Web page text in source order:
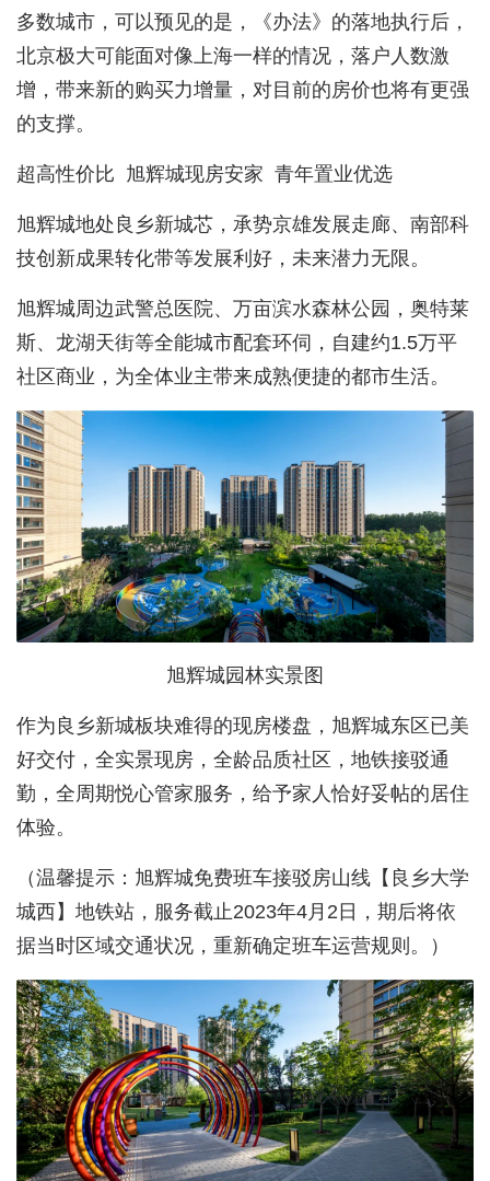
多数城市，可以预见的是，《办法》的落地执行后，
北京极大可能面对像上海一样的情况，落户人数激
增，带来新的购买力增量，对目前的房价也将有更强
的支撑。
超高性价比 旭辉城现房安家 青年置业优选
旭辉城地处良乡新城芯，承势京雄发展走廊、南部科
技创新成果转化带等发展利好，未来潜力无限。
旭辉城周边武警总医院、万亩滨水森林公园，奥特莱
斯、龙湖天街等全能城市配套环伺，自建约1.5万平
社区商业，为全体业主带来成熟便捷的都市生活。
旭辉城园林实景图
作为良乡新城板块难得的现房楼盘，旭辉城东区已美
好交付，全实景现房，全龄品质社区，地铁接驳通
勤，全周期悦心管家服务，给予家人恰好妥帖的居住
体验。
（温馨提示：旭辉城免费班车接驳房山线【良乡大学
城西】地铁站，服务截止2023年4月2日，期后将依
据当时区域交通状况，重新确定班车运营规则。）